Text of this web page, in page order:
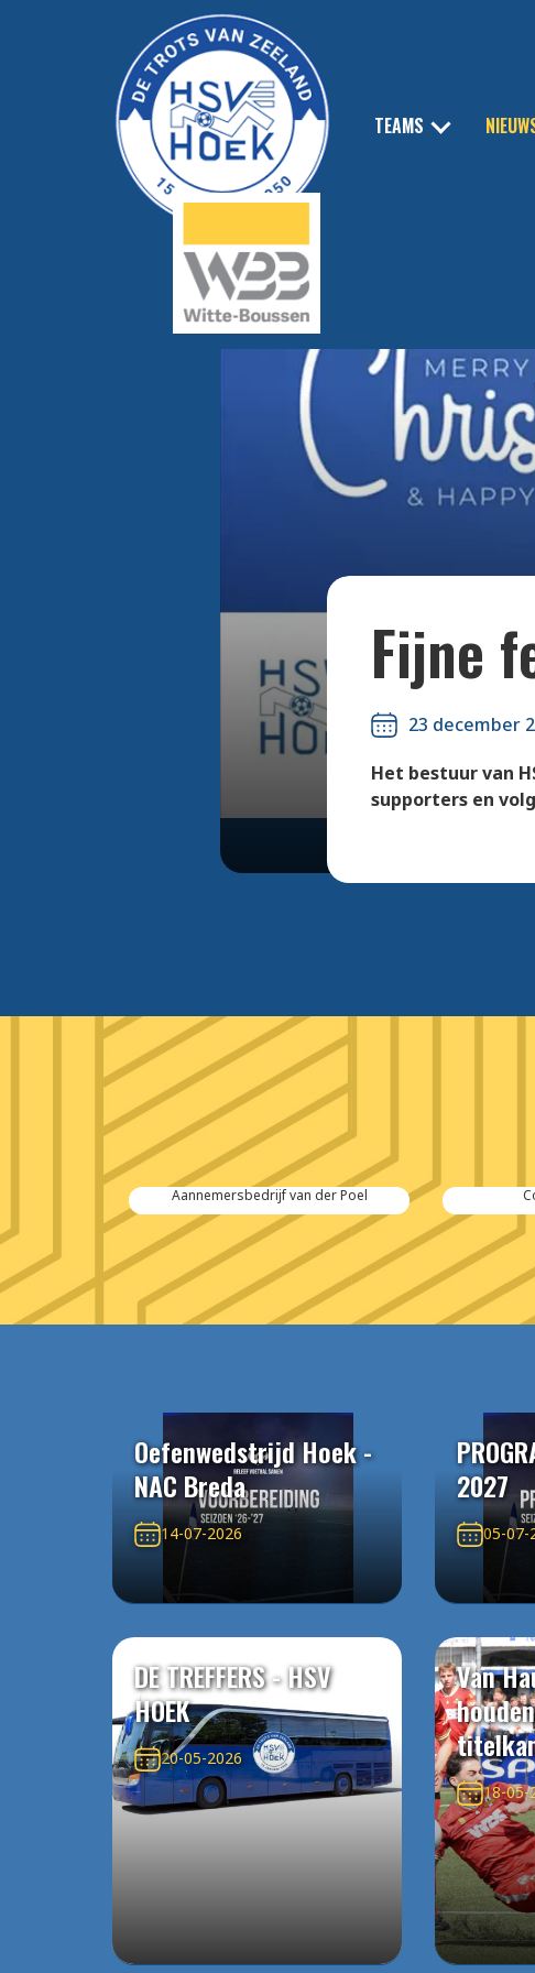
TEAMS
Fijne
23 december
Het bestuur van
supporters en
Aannemersbedrijf van der Poel
Oefenwedstrijd Hoek -
NAC Breda
14-07-2026
2027
05-07-
DE TREFFERS - HSV
HOEK
20-05-2026
Van
18-05-